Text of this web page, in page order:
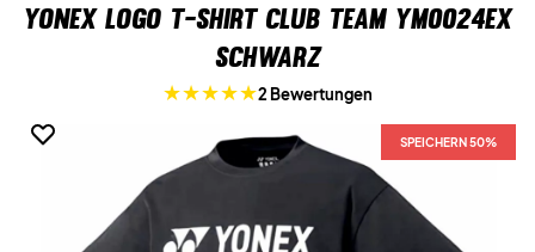
Yonex Logo T-Shirt Club Team YM0024EX
Schwarz
2 Bewertungen
SPEICHERN 50%